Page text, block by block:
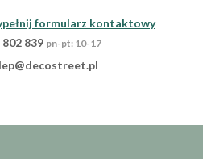
formularz kontaktowy
802 839 pn-pt: 10-17